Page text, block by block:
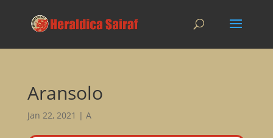
Aransolo
Jan 22, 2021 | A